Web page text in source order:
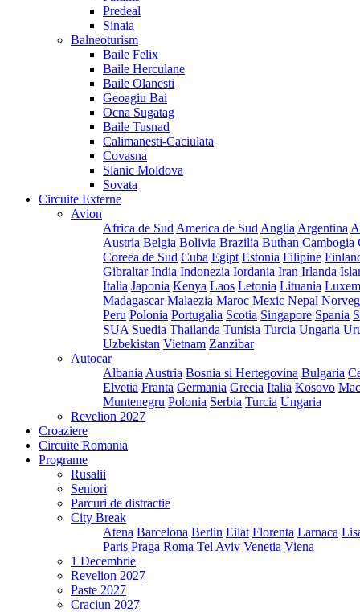
Predeal
Sinaia
Balneoturism
Baile Felix
Baile Herculane
Baile Olanesti
Geoagiu Bai
Ocna Sugatag
Baile Tusnad
Calimanesti-Caciulata
Covasna
Slanic Moldova
Sovata
Circuite Externe
Avion
Africa de Sud America de Sud Anglia Argentina
Austria Belgia Bolivia Brazilia Buthan Cambogia
Coreea de Sud Cuba Egipt Estonia Filipine
Gibraltar India Indonezia Iordania Iran Irlanda
Italia Japonia Kenya Laos Letonia Lituania
Madagascar Malaezia Maroc Mexic Nepal
Peru Polonia Portugalia Scotia Singapore Spania
SUA Suedia Thailanda Tunisia Turcia Ungaria
Uzbekistan Vietnam Zanzibar
Autocar
Albania Austria Bosnia si Hertegovina Bulgaria
Elvetia Franta Germania Grecia Italia Kosovo
Muntenegru Polonia Serbia Turcia Ungaria
Revelion 2027
Croaziere
Circuite Romania
Programe
Rusalii
Seniori
Parcuri de distractie
City Break
Atena Barcelona Berlin Eilat Florenta Larnaca
Paris Praga Roma Tel Aviv Venetia Viena
1 Decembrie
Revelion 2027
Paste 2027
Craciun 2027